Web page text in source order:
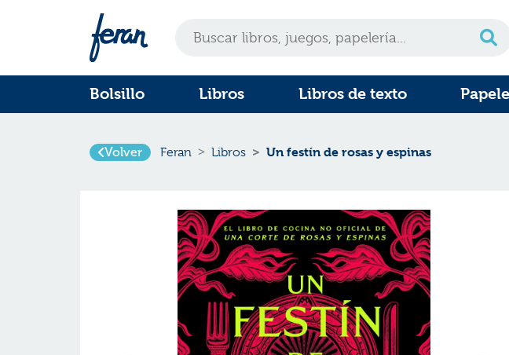
Bolsillo Libros Libros de texto
Volver Feran Libros Un festín de rosas y espinas